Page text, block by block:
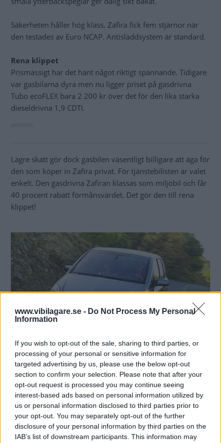
www.vibilagare.se - Do Not Process My Personal
Information
If you wish to opt-out of the sale, sharing to third parties, or
processing of your personal or sensitive information for
targeted advertising by us, please use the below opt-out
section to confirm your selection. Please note that after your
opt-out request is processed you may continue seeing
interest-based ads based on personal information utilized by
us or personal information disclosed to third parties prior to
your opt-out. You may separately opt-out of the further
disclosure of your personal information by third parties on the
IAB’s list of downstream participants. This information may
Säkerheten håller hög klass. Zafira fick fem stjärnor när
den testades av Euro NCAP. Antisladdsystem är standard.
Rena klippet
Prismässigt har det hänt något riktigt spännande. Tidigare
var gasbilarna dyra men nu ligger priset på gasdrivna
Tubo ecoFLEX bara 2 200 kr över det för den lika starka
dieseldrivna 1,9 CDTI.
Lägre skatt gör dock gasbilen väsentligt billigare att äga för
den som köper in Zafira privat. För tjänstebilisten är valet
enkelt. Den gasdrivna Zafiran klassas som miljöbil och får
40 procent rabatt förmånsvärdet. Det gör den till rena
klippet!